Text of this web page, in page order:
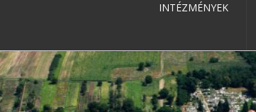
INTÉZMÉNYEK